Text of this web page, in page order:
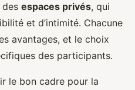
espaces privés, qui
et d’intimité. Chacune
avantages, et le choix
des participants.
le bon cadre pour la